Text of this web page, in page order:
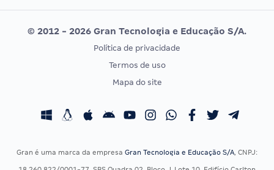
Editais publicados
Vunesp
CONCURSOS POR PROFISSÃO
Concursos Fiscais
EXAME DE ORDEM
Calendário OAB
© 2012 - 2026 Gran Tecnologia e Educação S/A.
Política de privacidade
Termos de uso
Mapa do site
Gran é uma marca da empresa Gran Tecnologia e Educação S/A, CNPJ: